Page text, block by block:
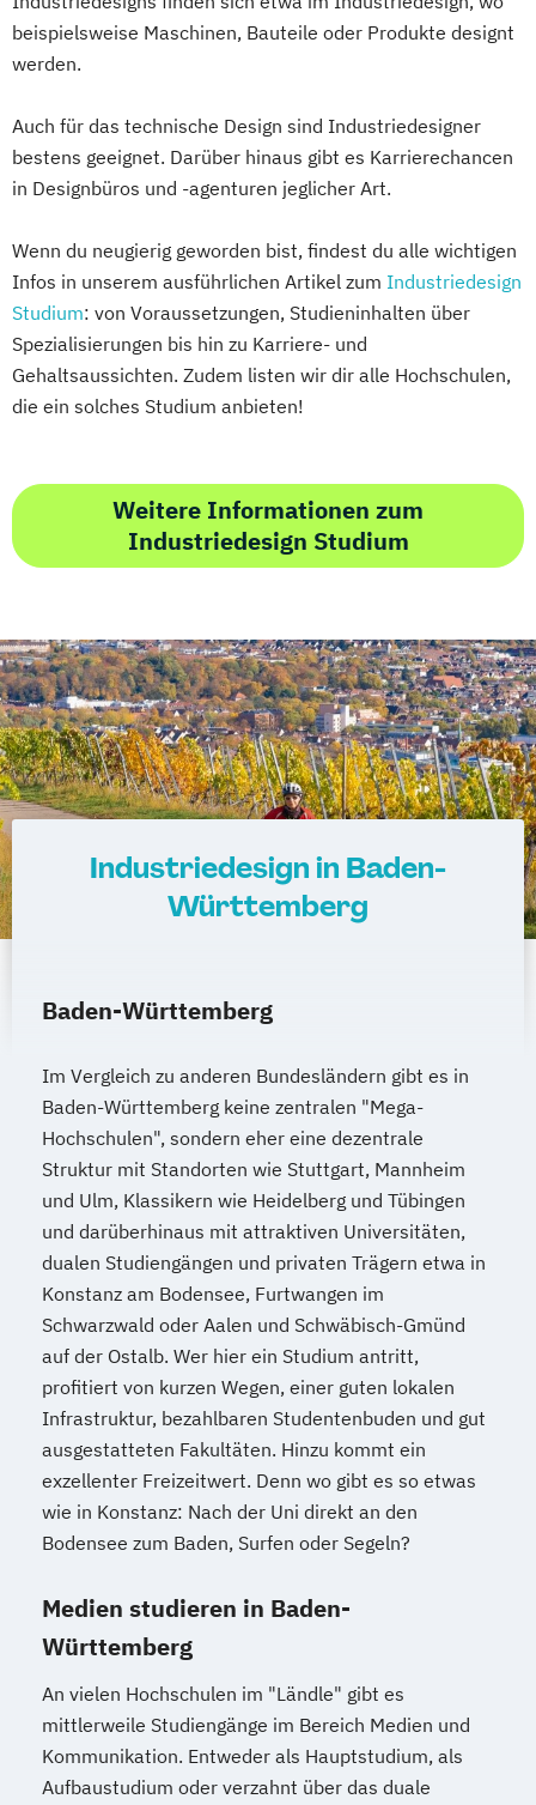
beispielsweise Maschinen, Bauteile oder Produkte designt
werden.
Auch für das technische Design sind Industriedesigner
bestens geeignet. Darüber hinaus gibt es Karrierechancen
in Designbüros und -agenturen jeglicher Art.
Wenn du neugierig geworden bist, findest du alle wichtigen
Infos in unserem ausführlichen Artikel zum Industriedesign
Studium: von Voraussetzungen, Studieninhalten über
Spezialisierungen bis hin zu Karriere- und
Gehaltsaussichten. Zudem listen wir dir alle Hochschulen,
die ein solches Studium anbieten!
Weitere Informationen zum
Industriedesign Studium
Industriedesign in Baden-
Württemberg
Baden-Württemberg
Im Vergleich zu anderen Bundesländern gibt es in
Baden-Württemberg keine zentralen "Mega-
Hochschulen", sondern eher eine dezentrale
Struktur mit Standorten wie Stuttgart, Mannheim
und Ulm, Klassikern wie Heidelberg und Tübingen
und darüberhinaus mit attraktiven Universitäten,
dualen Studiengängen und privaten Trägern etwa in
Konstanz am Bodensee, Furtwangen im
Schwarzwald oder Aalen und Schwäbisch-Gmünd
auf der Ostalb. Wer hier ein Studium antritt,
profitiert von kurzen Wegen, einer guten lokalen
Infrastruktur, bezahlbaren Studentenbuden und gut
ausgestatteten Fakultäten. Hinzu kommt ein
exzellenter Freizeitwert. Denn wo gibt es so etwas
wie in Konstanz: Nach der Uni direkt an den
Bodensee zum Baden, Surfen oder Segeln?
Medien studieren in Baden-
Württemberg
An vielen Hochschulen im "Ländle" gibt es
mittlerweile Studiengänge im Bereich Medien und
Kommunikation. Entweder als Hauptstudium, als
Aufbaustudium oder verzahnt über das duale